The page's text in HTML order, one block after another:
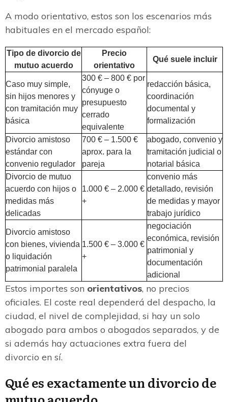
A modo orientativo, estos son los escenarios más
habituales en el mercado español:
Tipo de divorcio de
mutuo acuerdo
Precio
orientativo
Qué suele incluir
Caso muy simple,
sin hijos menores y
con tramitación muy
básica
300 € – 800 € por
cónyuge o
presupuesto
cerrado
equivalente
redacción básica,
coordinación
documental y
formalización
Divorcio amistoso
estándar con
convenio regulador
700 € – 1.500 €
aprox. para la
pareja
abogado, convenio y
tramitación judicial o
notarial básica
Divorcio de mutuo
acuerdo con hijos o
medidas más
delicadas
1.000 € – 2.000 €
+
convenio más
detallado, revisión
de medidas y mayor
trabajo jurídico
Divorcio amistoso
con bienes, vivienda
o liquidación
patrimonial paralela
1.500 € – 3.000 €
+
negociación
económica, revisión
patrimonial y
documentación
adicional
Estos importes son orientativos, no precios
oficiales. El coste real dependerá del despacho, la
ciudad, el nivel de complejidad, si hay un solo
abogado para ambos o abogados separados, y de
si además hay actuaciones extra fuera del
divorcio en sí.
Qué es exactamente un divorcio de